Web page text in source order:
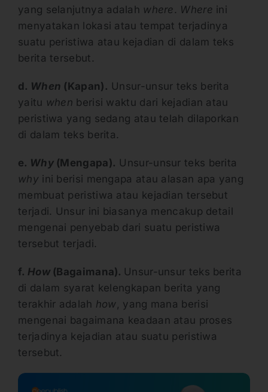
yang selanjutnya adalah where . Where ini
menyatakan lokasi atau tempat terjadinya
suatu peristiwa atau kejadian di dalam teks
berita tersebut.
d. When (Kapan). Unsur-unsur teks berita
yaitu when berisi waktu dari kejadian atau
peristiwa yang sedang atau telah dilaporkan
di dalam teks berita.
e. Why(Mengapa). Unsur-unsur teks berita
why ini berisi mengapa atau alasan apa yang
membuat peristiwa atau kejadian tersebut
terjadi. Unsur ini biasanya mencakup detail
mengenai penyebab dari suatu peristiwa
tersebut terjadi.
f. How (Bagaimana). Unsur-unsur teks berita
di dalam syarat kelengkapan berita yang
terakhir adalah how , yang mana berisi
mengenai bagaimana keadaan atau proses
terjadinya kejadian atau suatu peristiwa
tersebut.